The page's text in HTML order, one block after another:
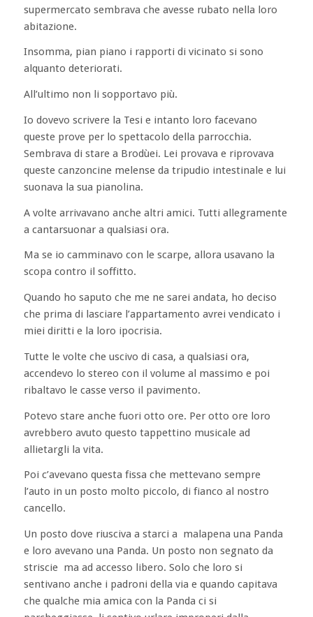
supermercato sembrava che avesse rubato nella loro
abitazione.
Insomma, pian piano i rapporti di vicinato si sono
alquanto deteriorati.
All’ultimo non li sopportavo più.
Io dovevo scrivere la Tesi e intanto loro facevano
queste prove per lo spettacolo della parrocchia.
Sembrava di stare a Brodùei. Lei provava e riprovava
queste canzoncine melense da tripudio intestinale e lui
suonava la sua pianolina.
A volte arrivavano anche altri amici. Tutti allegramente
a cantarsuonar a qualsiasi ora.
Ma se io camminavo con le scarpe, allora usavano la
scopa contro il soffitto.
Quando ho saputo che me ne sarei andata, ho deciso
che prima di lasciare l’appartamento avrei vendicato i
miei diritti e la loro ipocrisia.
Tutte le volte che uscivo di casa, a qualsiasi ora,
accendevo lo stereo con il volume al massimo e poi
ribaltavo le casse verso il pavimento.
Potevo stare anche fuori otto ore. Per otto ore loro
avrebbero avuto questo tappettino musicale ad
allietargli la vita.
Poi c’avevano questa fissa che mettevano sempre
l’auto in un posto molto piccolo, di fianco al nostro
cancello.
Un posto dove riusciva a starci a malapena una Panda
e loro avevano una Panda. Un posto non segnato da
striscie ma ad accesso libero. Solo che loro si
sentivano anche i padroni della via e quando capitava
che qualche mia amica con la Panda ci si